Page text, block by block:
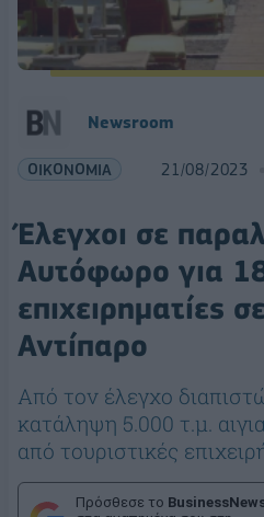
Newsroom
ΟΙΚΟΝΟΜΙΑ 21/08/2023
Έλεγχοι σε
Αυτόφωρο για
επιχειρηματίες
Αντίπαρο
Από τον έλεγχο
κατάληψη 5.000 τ.μ.
από τουριστικές
Πρόσθεσε το